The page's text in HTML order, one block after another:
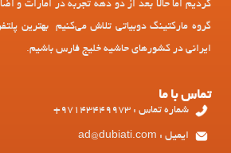
کردیم اما حالا بعد از دو دهه تجربه در امارات و
گروه مارکتینگ دوبیاتی تلاش می‌کنیم بهترین
ایرانی در کشورهای حاشیه خلیج فارس باشیم.
تماس با ما
شماره تماس : 97143449973+
ایمیل : ad@dubiati.com